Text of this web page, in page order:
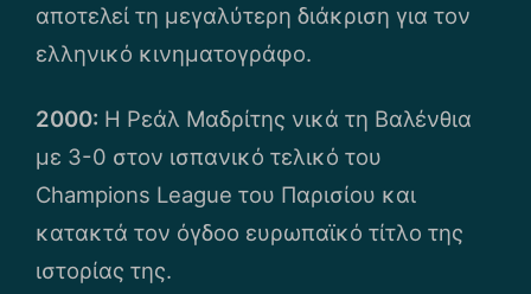
αποτελεί τη μεγαλύτερη διάκριση για τον
ελληνικό κινηματογράφο.
2000: Η Ρεάλ Μαδρίτης νικά τη Βαλένθια
με 3-0 στον ισπανικό τελικό του
Champions League του Παρισίου και
κατακτά τον όγδοο ευρωπαϊκό τίτλο της
ιστορίας της.